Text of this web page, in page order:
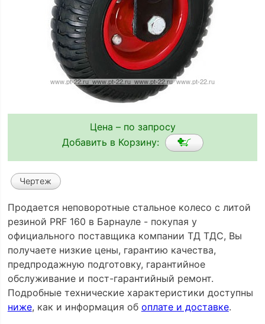
Цена – по запросу
Добавить в Корзину:
Чертеж
Продается неповоротные стальное колесо с литой
резиной PRF 160 в Барнауле - покупая у
официального поставщика компании ТД ТДС, Вы
получаете низкие цены, гарантию качества,
предпродажную подготовку, гарантийное
обслуживание и пост-гарантийный ремонт.
Подробные технические характеристики доступны
ниже, как и информация об оплате и доставке.